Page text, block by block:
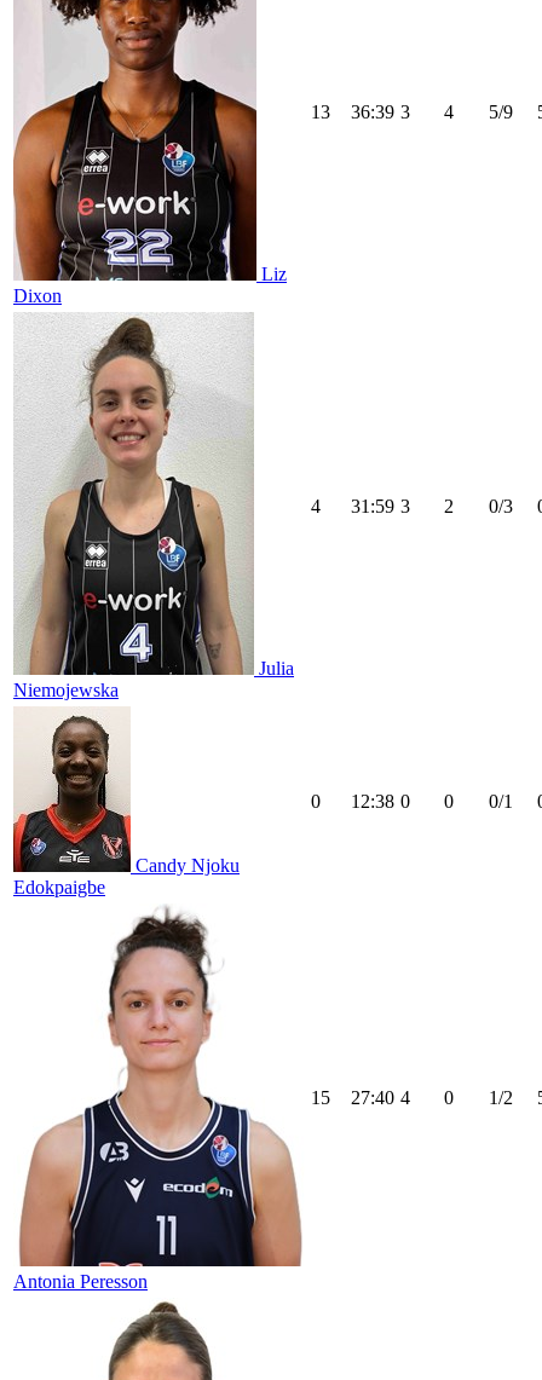
Liz
Dixon
13 36:39 3 4 5/9
Julia
Niemojewska
4 31:59 3 2 0/3
Candy Njoku
Edokpaigbe
0 12:38 0 0 0/1
Antonia Peresson
15 27:40 4 0 1/2